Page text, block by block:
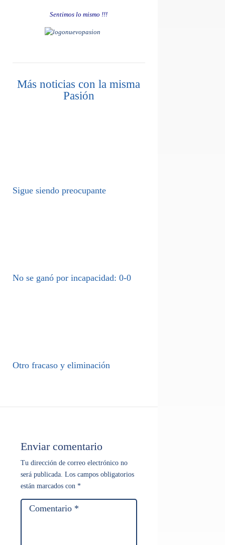
Sentimos lo mismo !!!
Más noticias con la misma
Pasión
Sigue siendo preocupante
No se ganó por incapacidad: 0-0
Otro fracaso y eliminación
Enviar comentario
Tu dirección de correo electrónico no
será publicada. Los campos obligatorios
están marcados con *